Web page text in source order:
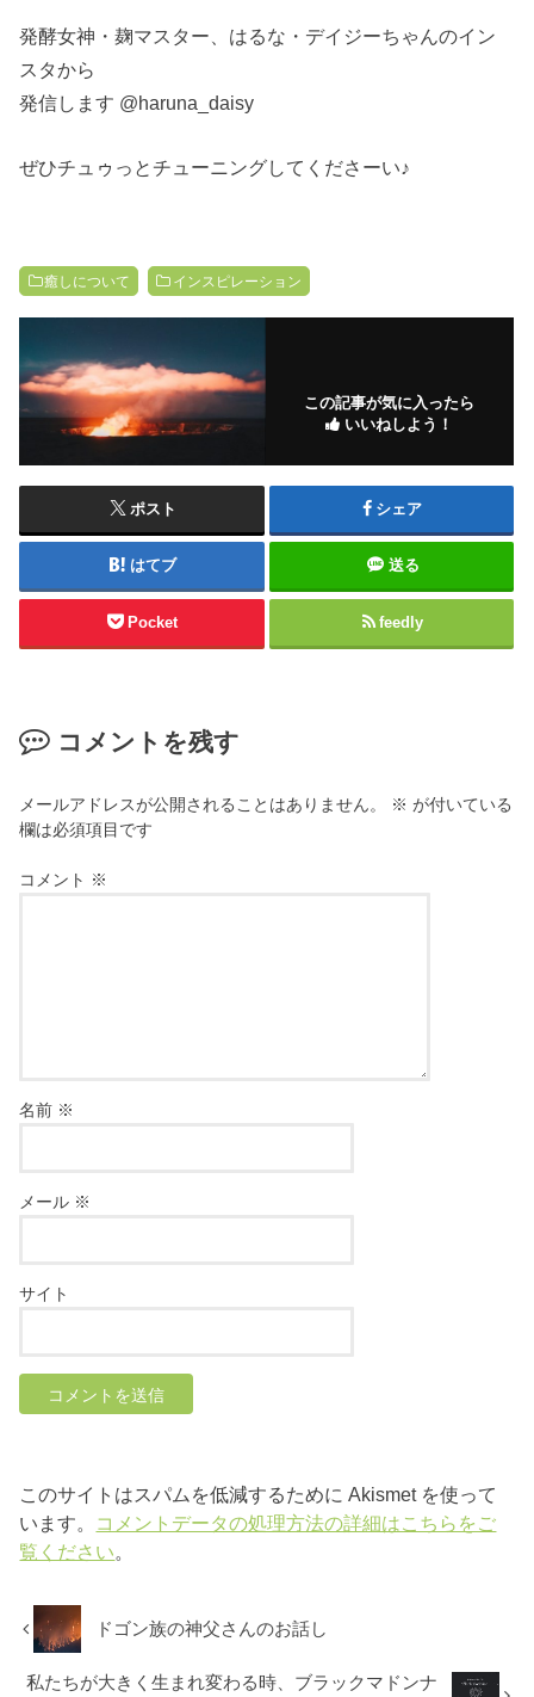
発酵女神・麹マスター、はるな・デイジーちゃんのイン
スタから
発信します @haruna_daisy
ぜひチュゥっとチューニングしてくださーい♪
癒しについて インスピレーション
この記事が気に入ったら
いいねしよう！
ポスト シェア
はてブ 送る
Pocket feedly
コメントを残す
メールアドレスが公開されることはありません。 ※ が付いている
欄は必須項目です
コメント ※
名前 ※
メール ※
サイト
このサイトはスパムを低減するために Akismet を使って
います。 コメントデータの処理方法の詳細はこちらをご
覧ください。
ドゴン族の神父さんのお話し
私たちが大きく生まれ変わる時、ブラックマドンナ